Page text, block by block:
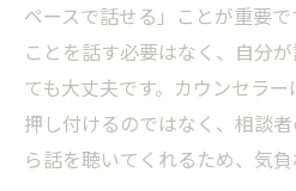
ペースで話せる」ことが重要
ことを話す必要はなく、自分
ても大丈夫です。カウンセラ
押し付けるのではなく、相談
ら話を聴いてくれるため、気負